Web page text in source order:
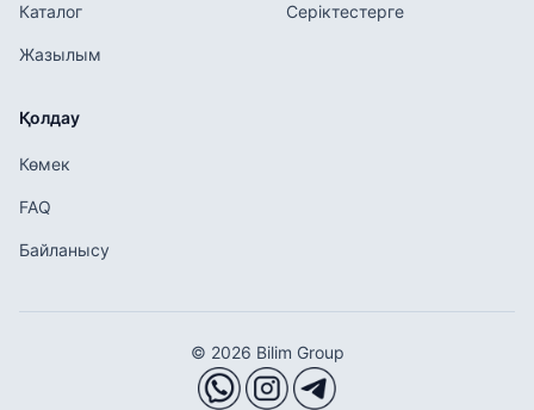
Каталог
Жазылым
Серіктестерге
Қолдау
Көмек
FAQ
Байланысу
© 2026 Bilim Group